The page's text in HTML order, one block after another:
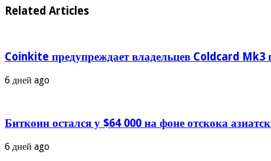
Related Articles
Coinkite предупреждает владельцев Coldcard Mk3
6 дней ago
Биткоин остался у $64 000 на фоне отскока
6 дней ago